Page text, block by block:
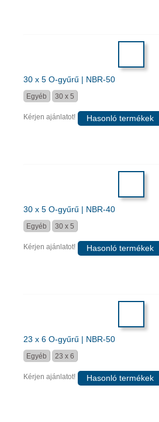
30 x 5 O-gyűrű | NBR-50
Egyéb 30 x 5
Kérjen ajánlatot! Hasonló termékek
30 x 5 O-gyűrű | NBR-40
Egyéb 30 x 5
Kérjen ajánlatot! Hasonló termékek
23 x 6 O-gyűrű | NBR-50
Egyéb 23 x 6
Kérjen ajánlatot! Hasonló termékek